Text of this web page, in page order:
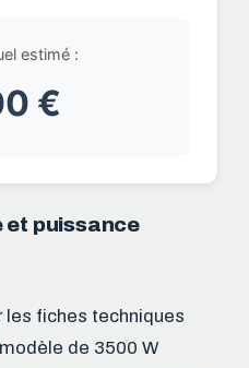
estimé :
€
et puissance
les fiches techniques
de 3500 W